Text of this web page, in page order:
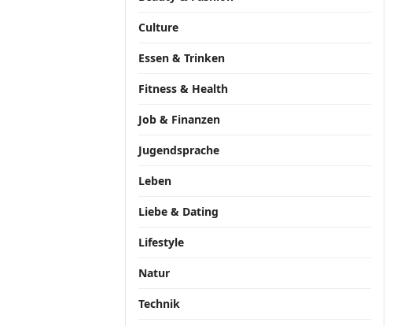
Culture
Essen & Trinken
Fitness & Health
Job & Finanzen
Jugendsprache
Leben
Liebe & Dating
Lifestyle
Natur
Technik